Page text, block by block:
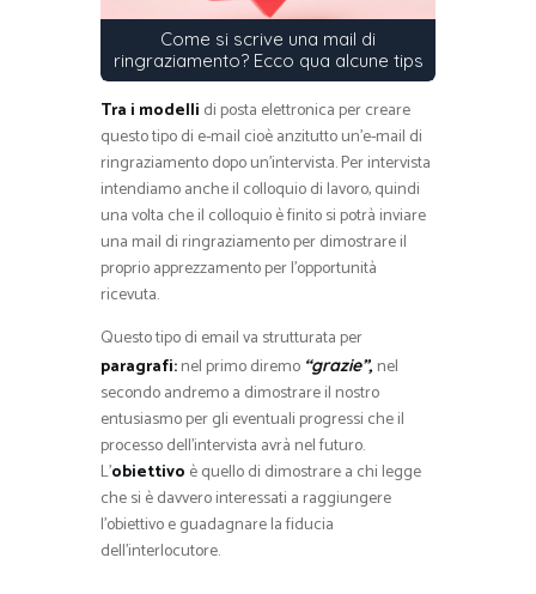
Come si scrive una mail di
ringraziamento? Ecco qua alcune tips
Tra i modelli di posta elettronica per creare
questo tipo di e-mail cioè anzitutto un’e-mail di
ringraziamento dopo un’intervista. Per intervista
intendiamo anche il colloquio di lavoro, quindi
una volta che il colloquio è finito si potrà inviare
una mail di ringraziamento per dimostrare il
proprio apprezzamento per l’opportunità
ricevuta.
Questo tipo di email va strutturata per
paragrafi:nel primo diremo “grazie”, nel
secondo andremo a dimostrare il nostro
entusiasmo per gli eventuali progressi che il
processo dell’intervista avrà nel futuro.
L’obiettivo è quello di dimostrare a chi legge
che si è davvero interessati a raggiungere
l’obiettivo e guadagnare la fiducia
dell’interlocutore.